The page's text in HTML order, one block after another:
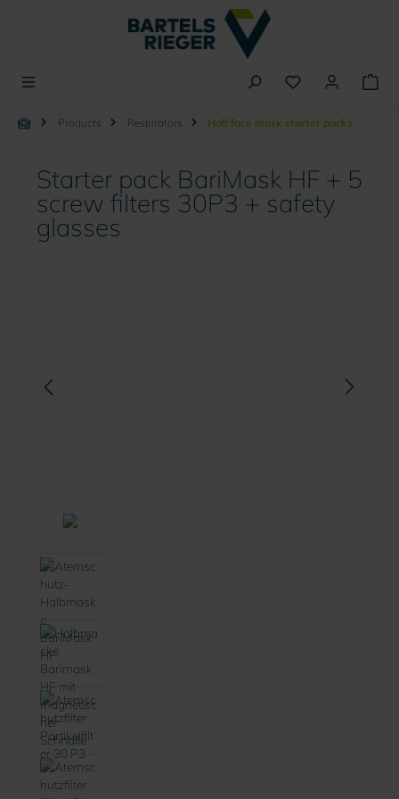
Products Respirators Half face mask starter packs
Starter pack BariMask HF + 5
screw filters 30P3 + safety
glasses